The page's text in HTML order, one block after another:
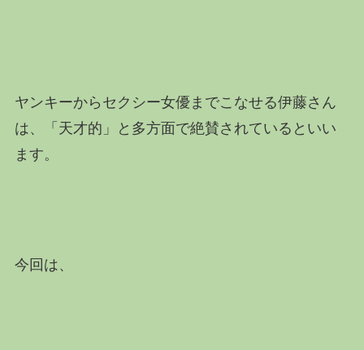
ヤンキーからセクシー女優までこなせる伊藤さん
は、「天才的」と多方面で絶賛されているといい
ます。
今回は、